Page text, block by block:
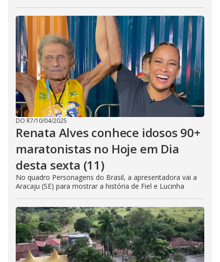
DO R7/10/04/2025
Renata Alves conhece idosos 90+
maratonistas no Hoje em Dia
desta sexta (11)
No quadro Personagens do Brasil, a apresentadora vai a
Aracaju (SE) para mostrar a história de Fiel e Lucinha